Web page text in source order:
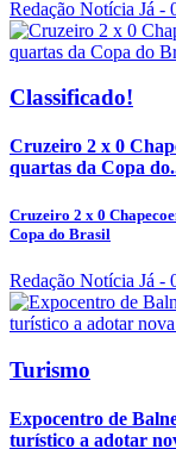
Redação Notícia Já -
Classificado!
Cruzeiro 2 x 0
quartas da Copa
Cruzeiro 2 x 0
Copa do Brasil
Redação Notícia Já -
Turismo
Expocentro de
turístico a adotar